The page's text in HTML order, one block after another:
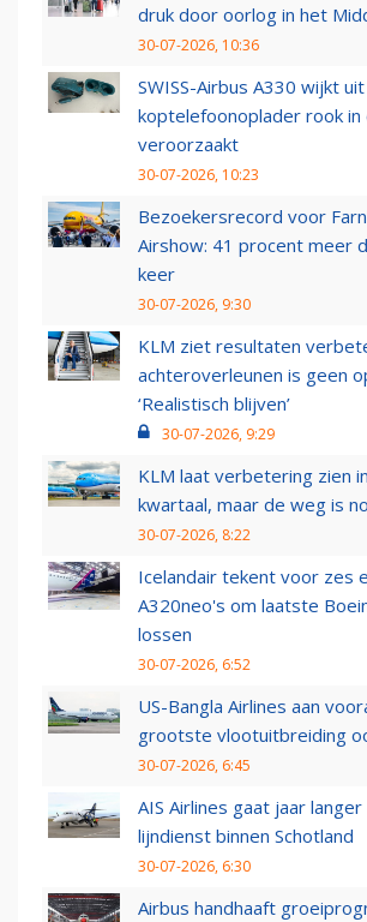
druk door oorlog in het
30-07-2026, 10:36
SWISS-Airbus A330 wijkt
koptelefoonoplader rook in
veroorzaakt
30-07-2026, 10:23
Bezoekersrecord voor
Airshow: 41 procent meer
keer
30-07-2026, 9:30
KLM ziet resultaten
achteroverleunen is geen
‘Realistisch blijven’
30-07-2026, 9:29
KLM laat verbetering zien
kwartaal, maar de weg is
30-07-2026, 8:22
Icelandair tekent voor zes
A320neo's om laatste
lossen
30-07-2026, 6:52
US-Bangla Airlines aan
grootste vlootuitbreiding
30-07-2026, 6:45
AIS Airlines gaat jaar
lijndienst binnen Schotland
30-07-2026, 6:30
Airbus handhaaft